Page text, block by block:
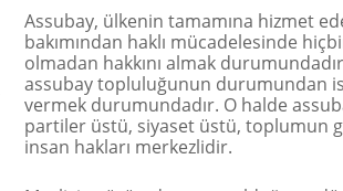
Assubay, ülkenin tamamına hizmet
bakımından haklı mücadelesinde
olmadan hakkını almak
assubay topluluğunun durumundan
vermek durumundadır. O halde
partiler üstü, siyaset üstü, toplumun
insan hakları merkezlidir.